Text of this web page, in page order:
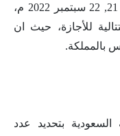
25, 26 من شهر صفر الحالي، الموافق 21, 22 سبتمبر 2022 م،
علي 4 أيام متتالية للأجازة، حيث ان
بالمملكة.
السعودية بتحديد عدد